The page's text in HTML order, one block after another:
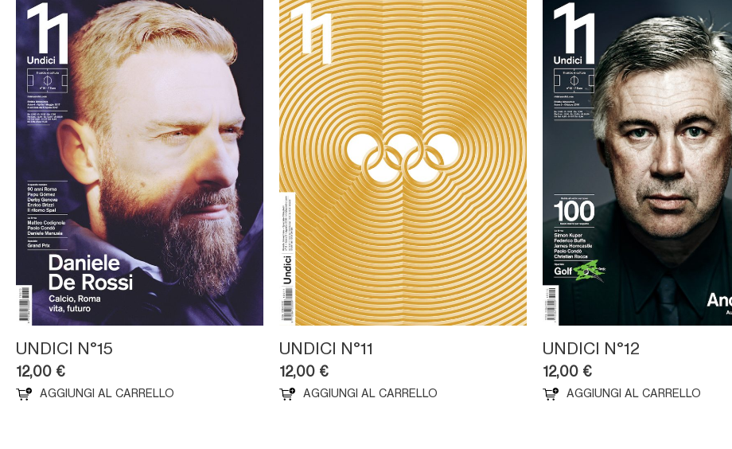
UNDICI N°15
12,00 €
AGGIUNGI AL CARRELLO
UNDICI N°11
12,00 €
AGGIUNGI AL CARRELLO
UNDICI N°12
12,00 €
AGGIUNGI AL CARRELLO